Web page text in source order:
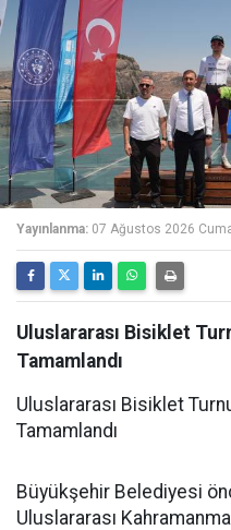
Yayınlanma: 07 Ağustos 2026
Uluslararası Bisiklet
Tamamlandı
Uluslararası Bisiklet
Tamamlandı
Büyükşehir Belediyesi
Uluslararası